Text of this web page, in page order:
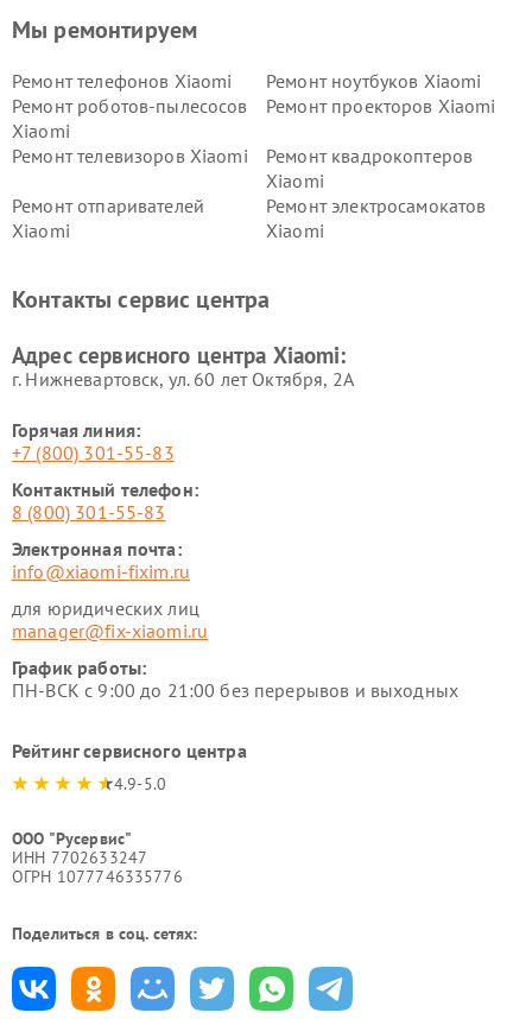
Мы ремонтируем
Ремонт телефонов Xiaomi
Ремонт ноутбуков Xiaomi
Ремонт роботов-пылесосов
Xiaomi
Ремонт проекторов Xiaomi
Ремонт телевизоров Xiaomi
Ремонт квадрокоптеров
Xiaomi
Ремонт отпаривателей
Xiaomi
Ремонт электросамокатов
Xiaomi
Ремонт стиральных машин
Ремонт смарт-часов Xiaomi
Контакты сервис центра
Адрес сервисного центра Xiaomi:
г. Нижневартовск, ул. 60 лет Октября, 2А
Горячая линия:
+7 (800) 301-55-83
Контактный телефон:
8 (800) 301-55-83
Электронная почта:
info@xiaomi-fixim.ru
для юридических лиц
manager@fix-xiaomi.ru
График работы:
ПН-ВСК с 9:00 до 21:00 без перерывов и выходных
Рейтинг сервисного центра
4.9-5.0
ООО "Русервис"
ИНН 7702633247
ОГРН 1077746335776
Поделиться в соц. сетях: